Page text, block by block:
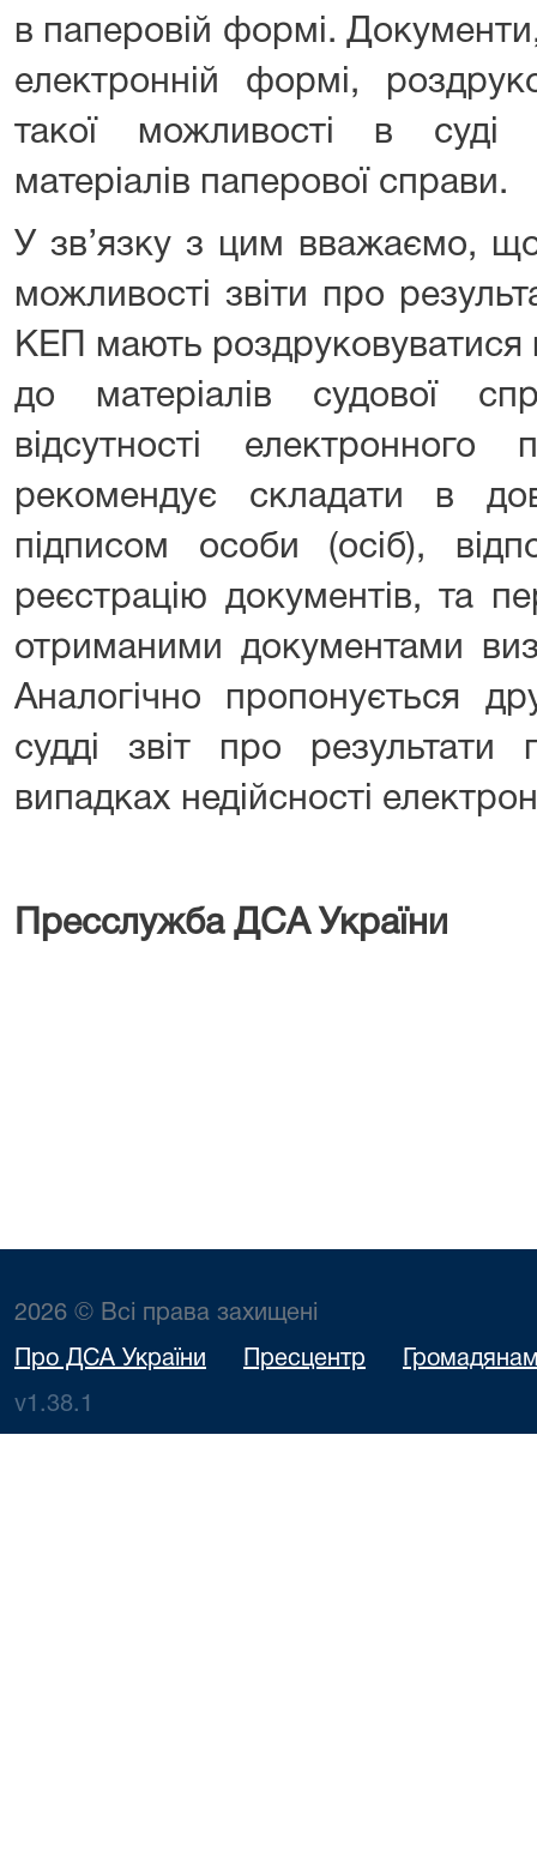
в паперовій формі.
електронній формі,
такої можливості в
матеріалів паперової справи.
У зв’язку з цим вважаємо, що
можливості звіти про
КЕП мають роздруковуватися
до матеріалів судової
відсутності
рекомендує складати в
підписом особи (осіб),
реєстрацію документів, та
отриманими документами
Аналогічно пропонується
судді звіт про
випадках недійсності
Пресслужба ДСА України
2026 © Всі права захищені
Про ДСА України Пресцентр
v1.38.1